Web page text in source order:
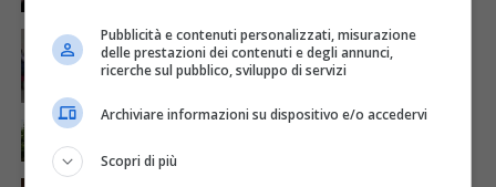
ATTUALITÀ 5 giorni fa
Festa Walser delle genti valsesiane quinta edizione
Pubblicità e contenuti personalizzati, misurazione
delle prestazioni dei contenuti e degli annunci,
ricerche sul pubblico, sviluppo di servizi
Archiviare informazioni su dispositivo e/o accedervi
Scopri di più